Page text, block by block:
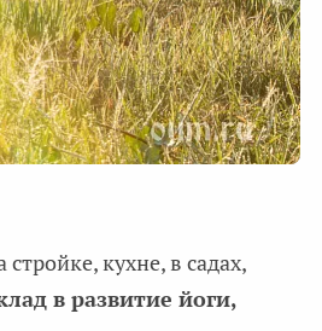
кухне, в садах,
в развитие йоги,